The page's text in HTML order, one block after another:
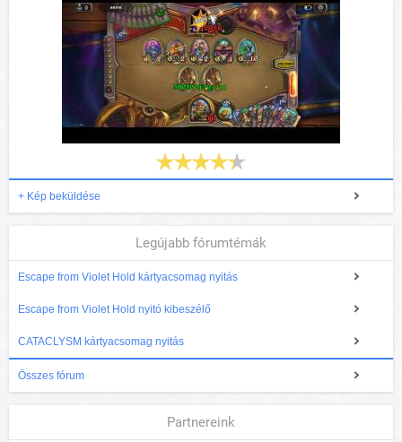
+ Kép beküldése
Legújabb fórumtémák
Escape from Violet Hold kártyacsomag nyitás
Escape from Violet Hold nyitó kibeszélő
CATACLYSM kártyacsomag nyitás
Összes fórum
Partnereink